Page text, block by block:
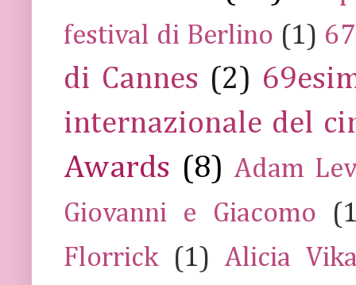
festival di Berlino (1)
di Cannes (2)
internazionale del
Awards (8) Adam
Giovanni e Giacomo
Florrick
(1) Alicia